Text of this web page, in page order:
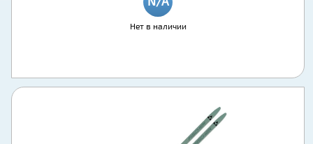
Нет в наличии